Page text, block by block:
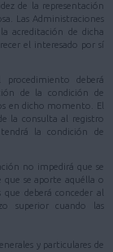
de la representación
Las Administraciones
acreditación de dicha
el interesado por sí
deberá
de la condición de
en dicho momento. El
la consulta al registro
la condición de
no impedirá que se
que se aporte aquélla o
deberá conceder al
superior cuando las
y particulares de